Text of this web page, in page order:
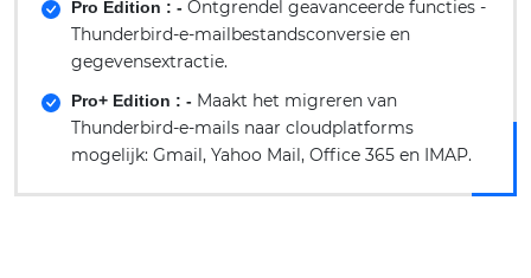
Pro Edition : - Ontgrendel geavanceerde functies -
Thunderbird-e-mailbestandsconversie en
gegevensextractie.
Pro+ Edition : - Maakt het migreren van
Thunderbird-e-mails naar cloudplatforms
mogelijk: Gmail, Yahoo Mail, Office 365 en IMAP.